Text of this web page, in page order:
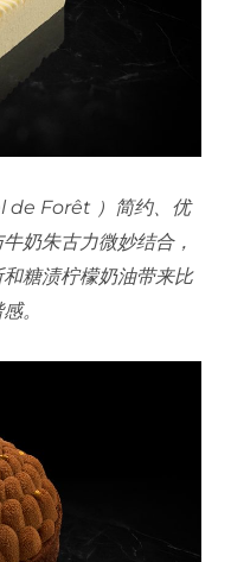
de Forêt ）简约、优
奶朱古力微妙结合，
糖渍柠檬奶油带来比
。